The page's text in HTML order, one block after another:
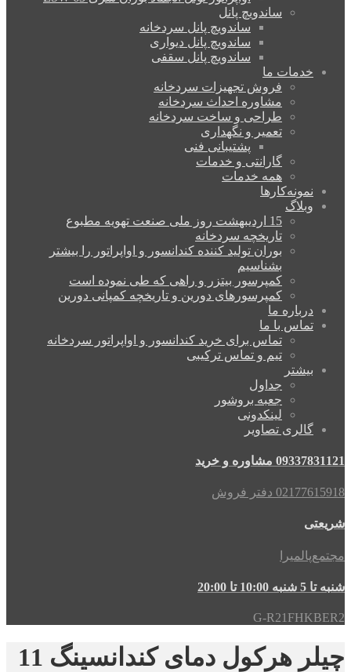
ساندویچ پانل
ساندویچ پانل سردخانه
ساندویچ پانل دیواری
ساندویچ پانل سقفی
خدمات ما
فروش تجهیزات سردخانه
مشاوره احداث سردخانه
طراحی و ساخت سردخانه
تعمیر و نگهداری
پشتیبانی فنی
گارانتی و خدمات
همه خدمات
نمونه‌کارها
وبلاگ
15 اردیبهشت روز ملی صنعت تهویه مطبوع
تاریخچه سردخانه
بوران تولید کننده کندانسور و اواپراتور را بیشتر
بشناسیم
کمپرسور بیتزر و راهی که طی نموده است
کمپرسورهای دورین و تاریخچه کمپانی دورین
درباره ما
تماس با ما
تماس برای خرید کندانسور و اواپراتور سردخانه
تیم و تماس ترکیبی
بیشتر
جداول
جعبه بروشور
لینکدونی
گالری تصاویر
09337831121 مشاوره و خرید
02177615918 دفتر فروش
شریعتی
مجتمع‌پالمیرا
شنبه تا 5 شنبه 10:00 تا 20:00
G-R21FHKBER2
چیلر هرکول دمای کندانسینگ 11